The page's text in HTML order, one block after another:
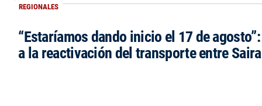
REGIONALES
“Estaríamos dando inicio el 17 de
a la reactivación del transporte entre